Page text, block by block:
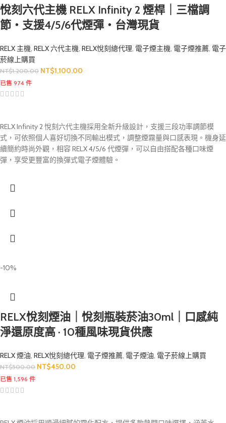
悅刻六代主機 RELX Infinity 2 煙桿｜三檔調
節・支援4/5/6代煙彈・台灣現貨
RELX 主機 RELX 六代主機 RELX悅刻總代理 電子煙主機 電子煙推薦 電子
菸線上購買
NT$1,200.00 NT$1,100.00
已售 974 件
RELX Infinity 2 悅刻六代主機採用全新升級設計，支援三段功率調節模
式，可依照個人喜好切換不同輸出模式，調整煙霧量與口感表現。機身延
續簡約時尚外觀，相容 RELX 4/5/6 代煙彈，可以自由搭配各種口味煙
彈，享受更豐富的換彈式電子煙體驗。
-10%
RELX悅刻煙油｜悅刻瓶裝菸油30ml｜口感純
淨還原度高 · 10種風味現貨供應
RELX 煙油, RELX悅刻總代理, 電子煙推薦, 電子煙油, 電子菸線上購買
NT$500.00 NT$450.00
已售 1,596 件